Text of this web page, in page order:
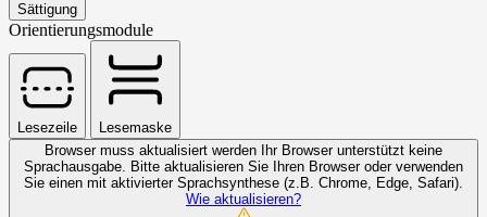
Sättigung
Orientierungsmodule
Lesezeile
Lesemaske
Browser muss aktualisiert werden
Ihr Browser unterstützt keine
Sprachausgabe. Bitte aktualisieren Sie Ihren Browser oder verwenden
Sie einen mit aktivierter Sprachsynthese (z.B. Chrome, Edge, Safari).
Wie aktualisieren?